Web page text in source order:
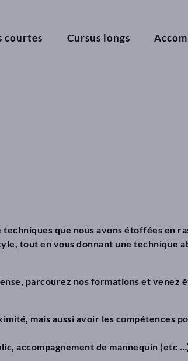
courtes Cursus longs
techniques que nous avons étoffées en
tout en vous donnant une technique
parcourez nos formations et venez
mais aussi avoir les compétences
accompagnement de mannequin (etc